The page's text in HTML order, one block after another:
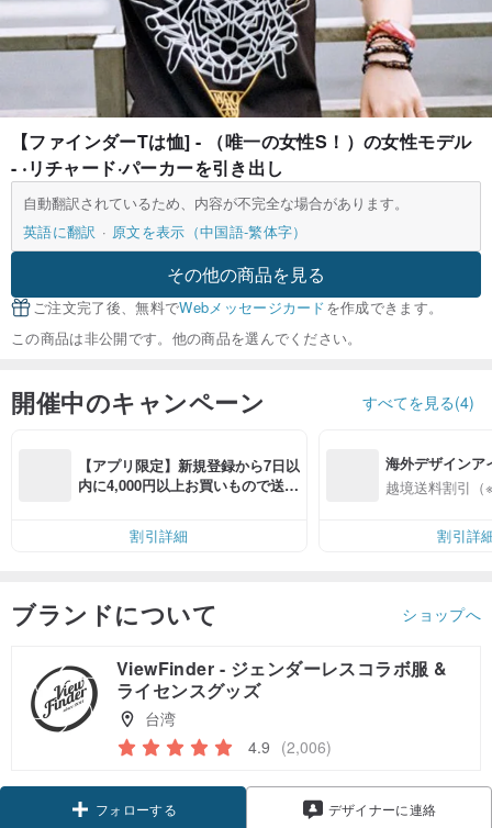
【ファインダーTは恤] - （唯一の女性S！）の女性モデル
- ‧リチャード·パーカーを引き出し
自動翻訳されているため、内容が不完全な場合があります。
英語に翻訳
原文を表示（中国語-繁体字）
その他の商品を見る
ご注文完了後、無料でWebメッセージカードを作成できます。
この商品は非公開です。他の商品を選んでください。
開催中のキャンペーン すべてを見る(4)
【アプリ限定】新規登録から7日以
内に4,000円以上お買いもので送料
割引詳細
海外デザインア
入
越境送料割引（
割引詳
ブランドについて ショップへ
ViewFinder - ジェンダーレスコラボ服 &
ライセンスグッズ
台湾
4.9 (2,006)
フォローする デザイナーに連絡